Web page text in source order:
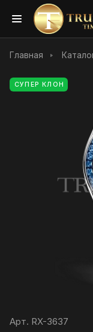
Главная
СУПЕР КЛОН
Арт. RX-3637